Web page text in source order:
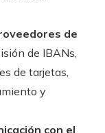
de
de IBANs,
de tarjetas,
y
con el